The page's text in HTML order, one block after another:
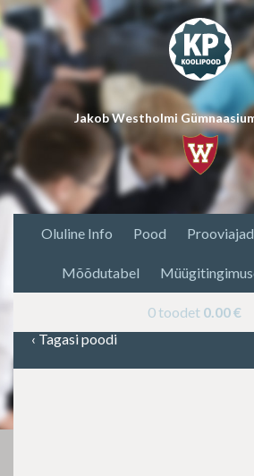
Jakob Westholmi
Oluline Info Pood Prooviajad
Mõõdutabel
0 toodet 0.00€
‹ Tagasi poodi